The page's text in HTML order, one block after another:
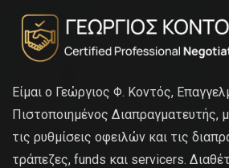
Είμαι ο Γεώργιος Φ. Κοντός,
Πιστοποιημένος Διαπραγματευτής,
τις ρυθμίσεις οφειλών και τις
τράπεζες, funds και servicers.